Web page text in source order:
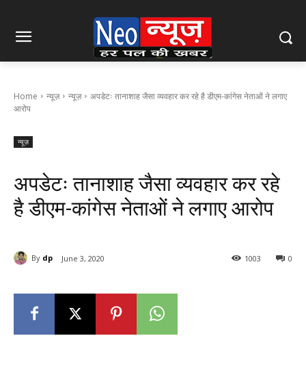
Home न्यूज़ न्यूज़
अपडेटः तानाशाह जैसा व्यवहार कर रहे है डीएम-कांगेस नेताओं ने लगाए
आरोप
न्यूज़
अपडेटः तानाशाह जैसा व्यवहार कर रहे
है डीएम-कांगेस नेताओं ने लगाए आरोप
By dp June 3, 2020 0
1003